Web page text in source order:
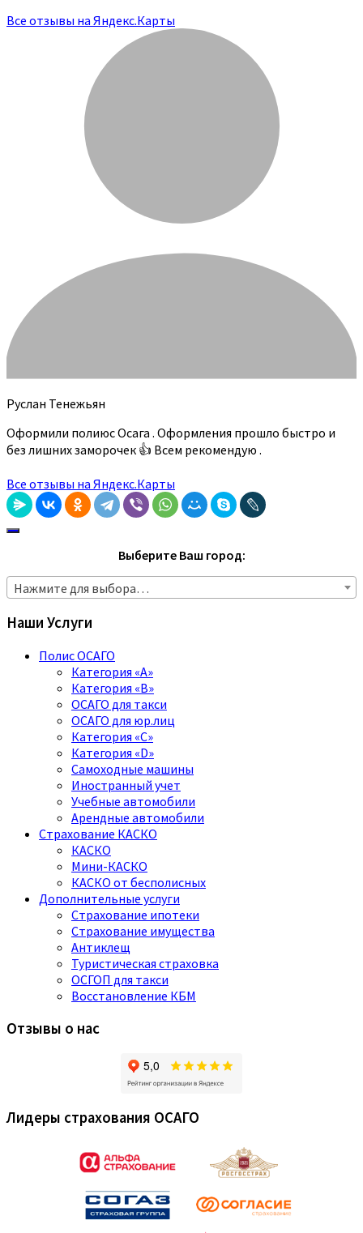
Все отзывы на Яндекс.Карты
Руслан Тенежьян
Оформили полиюс Осага . Оформления прошло быстро и
без лишних заморочек 👍 Всем рекомендую .
Все отзывы на Яндекс.Карты
Выберите Ваш город:
Нажмите для выбора…
Наши Услуги
Полис ОСАГО
Категория «A»
Категория «B»
ОСАГО для такси
ОСАГО для юр.лиц
Категория «C»
Категория «D»
Самоходные машины
Иностранный учет
Учебные автомобили
Арендные автомобили
Страхование КАСКО
КАСКО
Мини-КАСКО
КАСКО от бесполисных
Дополнительные услуги
Страхование ипотеки
Страхование имущества
Антиклещ
Туристическая страховка
ОСГОП для такси
Восстановление КБМ
Отзывы о нас
Лидеры страхования ОСАГО